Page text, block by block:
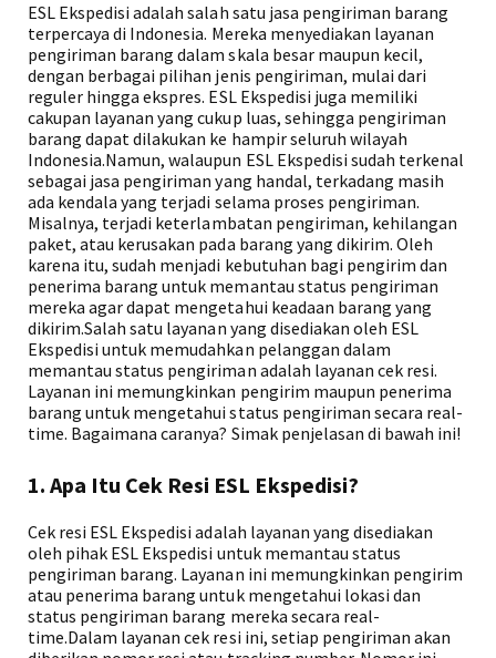
ESL Ekspedisi adalah salah satu jasa pengiriman barang
terpercaya di Indonesia. Mereka menyediakan layanan
pengiriman barang dalam skala besar maupun kecil,
dengan berbagai pilihan jenis pengiriman, mulai dari
reguler hingga ekspres. ESL Ekspedisi juga memiliki
cakupan layanan yang cukup luas, sehingga pengiriman
barang dapat dilakukan ke hampir seluruh wilayah
Indonesia.Namun, walaupun ESL Ekspedisi sudah terkenal
sebagai jasa pengiriman yang handal, terkadang masih
ada kendala yang terjadi selama proses pengiriman.
Misalnya, terjadi keterlambatan pengiriman, kehilangan
paket, atau kerusakan pada barang yang dikirim. Oleh
karena itu, sudah menjadi kebutuhan bagi pengirim dan
penerima barang untuk memantau status pengiriman
mereka agar dapat mengetahui keadaan barang yang
dikirim.Salah satu layanan yang disediakan oleh ESL
Ekspedisi untuk memudahkan pelanggan dalam
memantau status pengiriman adalah layanan cek resi.
Layanan ini memungkinkan pengirim maupun penerima
barang untuk mengetahui status pengiriman secara real-
time. Bagaimana caranya? Simak penjelasan di bawah ini!
1. Apa Itu Cek Resi ESL Ekspedisi?
Cek resi ESL Ekspedisi adalah layanan yang disediakan
oleh pihak ESL Ekspedisi untuk memantau status
pengiriman barang. Layanan ini memungkinkan pengirim
atau penerima barang untuk mengetahui lokasi dan
status pengiriman barang mereka secara real-
time.Dalam layanan cek resi ini, setiap pengiriman akan